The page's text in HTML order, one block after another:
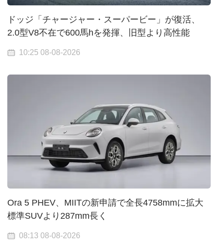
ドッジ「チャージャー・スーパービー」が復活、
2.0型V8不在で600馬hを発揮、旧型より高性能
10:25 08-08-2026
Ora 5 PHEV、MIITの新申請で全長4758mmに拡大
標準SUVより287mm長く
08:13 08-08-2026